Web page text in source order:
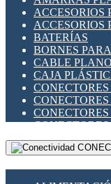
INTERFACES
LLAVES
MEDIDORES
MOTORES
PANTALLAS
PLC -
RELÉS DE
SENSORES
ACCESORIOS
ACCESORIOS
BATERÍAS
BORNES
CABLE PLANO
CAJA
CONECTORES
DIP SWITCHES